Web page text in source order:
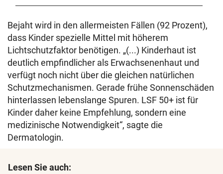
Bejaht wird in den allermeisten Fällen (92 Prozent),
dass Kinder spezielle Mittel mit höherem
Lichtschutzfaktor benötigen. „(...) Kinderhaut ist
deutlich empfindlicher als Erwachsenenhaut und
verfügt noch nicht über die gleichen natürlichen
Schutzmechanismen. Gerade frühe Sonnenschäden
hinterlassen lebenslange Spuren. LSF 50+ ist für
Kinder daher keine Empfehlung, sondern eine
medizinische Notwendigkeit“, sagte die
Dermatologin.
Lesen Sie auch: